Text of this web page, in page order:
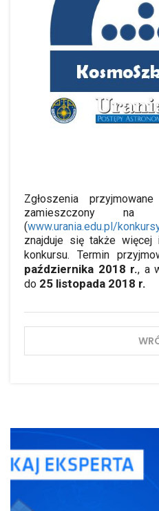
Zgłoszenia
zamieszczony na
(www.urania.edu.pl/
znajduje się także więcej
konkursu. Termin
października 2018 r., a
do 25 listopada 2018 r.